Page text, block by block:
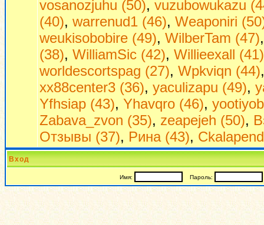
vosanozjuhu (50), vuzubowukazu
(40), warrenud1 (46), Weaponiri
weukisobobire (49), WilberTam (47)
(38), WilliamSic (42), Willieexall (41)
worldescortspag (27), Wpkviqn (44)
xx88center3 (36), yaculizapu (49),
Yfhsiap (43), Yhavqro (46),
Zabava_zvon (35), zeapejeh (50),
Отзывы (37), Рина (43),
Вход
Имя: Пароль: